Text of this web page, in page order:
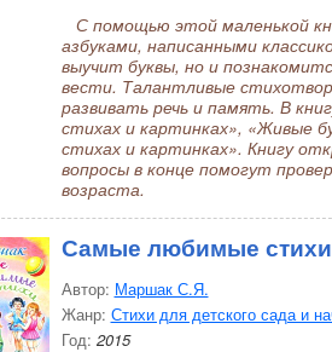
С помощью этой маленькой
азбуками, написанными
выучит буквы, но и
вести. Талантливые
развивать речь и память. В
стихах и картинках», «Живые
стихах и картинках». Книгу
вопросы в конце помогут
возраста.
Самые любимые стихи
Автор: Маршак С.Я.
Жанр: Стихи для детского сада и
Год: 2015